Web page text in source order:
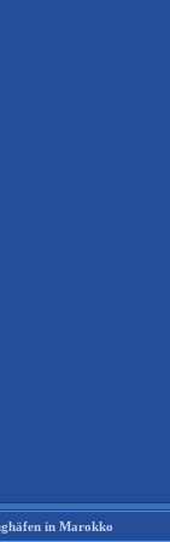
in Marokko